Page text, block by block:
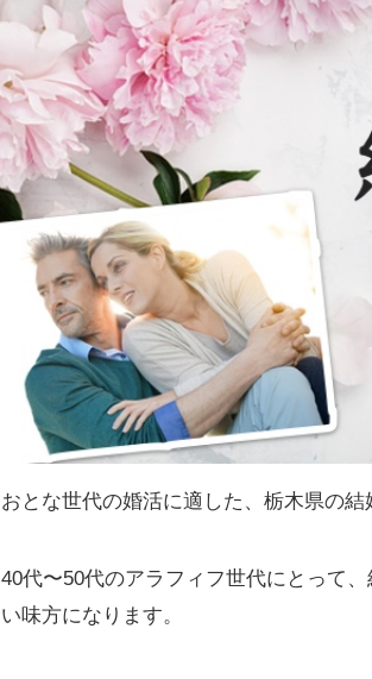
おとな世代の婚活に適した、栃木県の結
40代〜50代のアラフィフ世代にとって
い味方になります。